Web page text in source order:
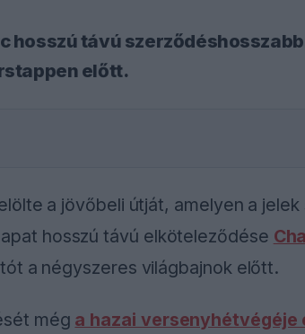
hosszú távú
előtt.
a jövőbeli útját, amelyen a
hosszú távú elköteleződése
a négyszeres világbajnok előtt.
még a hazai